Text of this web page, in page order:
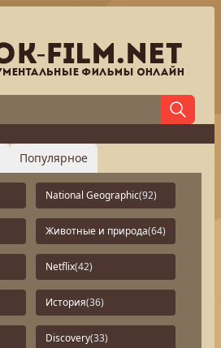
Популярное
National Geographic(92)
Животные и природа(64)
Netflix(42)
История(36)
Discovery(33)